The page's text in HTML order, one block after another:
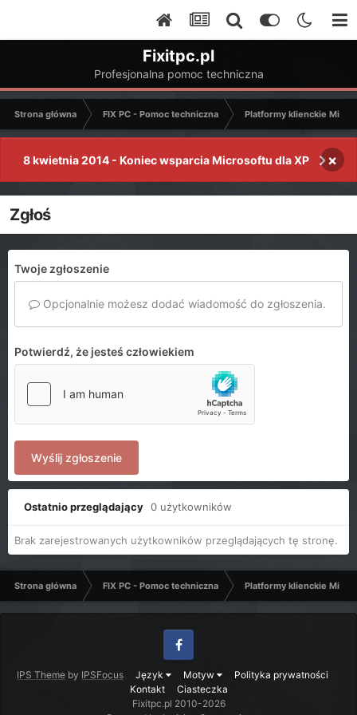
Fixitpc.pl
Profesjonalna pomoc techniczna
Strona główna FIX PC - Pomoc techniczna Platformy klienckie
8 kwietnia 2014 - Koniec wsparcia Microsoftu dla XP ×
Zgłoś
Twoje zgłoszenie
Opcjonalnie możesz dodać wiadomość do zgłoszenia.
Potwierdź, że jesteś człowiekiem
Wyślij zgłoszenie
Ostatnio przeglądający 0 użytkowników
Brak zarejestrowanych użytkowników przeglądających tę stronę.
Strona główna FIX PC - Pomoc techniczna Platformy klienckie
IPS Theme by IPSFocus Język Motyw
Polityka prywatności
Kontakt
Ciasteczka
Facebook
Fixitpc.pl 2010-2026